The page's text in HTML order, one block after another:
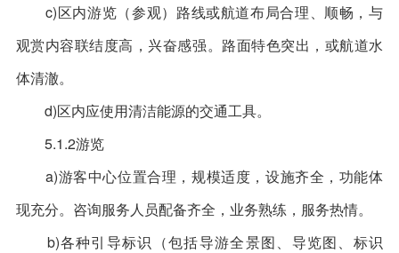
c)区内游览（参观）路线或航道布局合理、顺畅，与
观赏内容联结度高，兴奋感强。路面特色突出，或航道水
体清澈。
d)区内应使用清洁能源的交通工具。
5.1.2游览
a)游客中心位置合理，规模适度，设施齐全，功能体
现充分。咨询服务人员配备齐全，业务熟练，服务热情。
b)各种引导标识（包括导游全景图、导览图、标识